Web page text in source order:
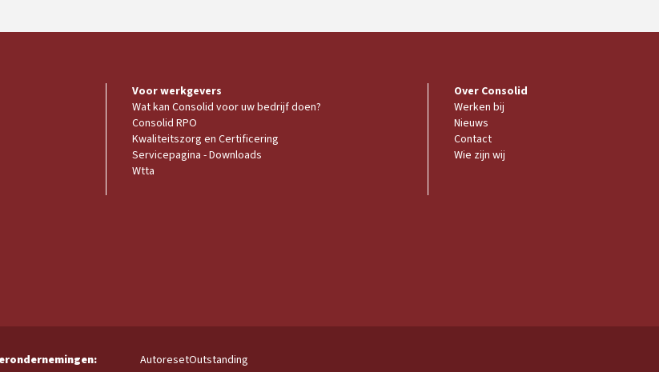
Voor werkgevers
Wat kan Consolid voor uw bedrijf doen?
Consolid RPO
Kwaliteitszorg en Certificering
Servicepagina - Downloads
Wtta
Over Consolid
Werken bij
Nieuws
Contact
Wie zijn wij
AutoresetOutstanding